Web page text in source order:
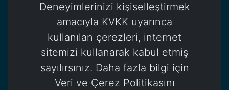
Deneyimlerinizi kişiselleştirmek
amacıyla KVKK uyarınca
kullanılan çerezleri, internet
sitemizi kullanarak kabul etmiş
sayılırsınız. Daha fazla bilgi için
Veri ve Çerez Politikasını
Kıbrıs Ofisi
83 Okullar Yolu, Küçük Kaymaklı
Lefkoşa / Kuzey Kıbrıs Türk Cumhuriyeti
+392 444 85 85